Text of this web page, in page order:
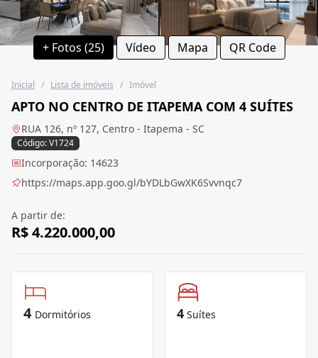
+ Fotos (25) Vídeo Mapa QR Code
Inicial / Lista de imóveis / Imóvel
APTO NO CENTRO DE ITAPEMA COM 4 SUÍTES
RUA 126, nº 127, Centro - Itapema - SC
Código: V1724
Incorporação: 14623
https://maps.app.goo.gl/bYDLbGwXK6Svvnqc7
A partir de:
R$ 4.220.000,00
4 Dormitórios 4 Suítes